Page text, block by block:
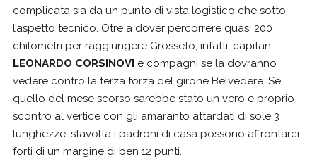
complicata sia da un punto di vista logistico che sotto
l’aspetto tecnico. Otre a dover percorrere quasi 200
chilometri per raggiungere Grosseto, infatti, capitan
LEONARDO CORSINOVI e compagni se la dovranno
vedere contro la terza forza del girone Belvedere. Se
quello del mese scorso sarebbe stato un vero e proprio
scontro al vertice con gli amaranto attardati di sole 3
lunghezze, stavolta i padroni di casa possono affrontarci
forti di un margine di ben 12 punti.